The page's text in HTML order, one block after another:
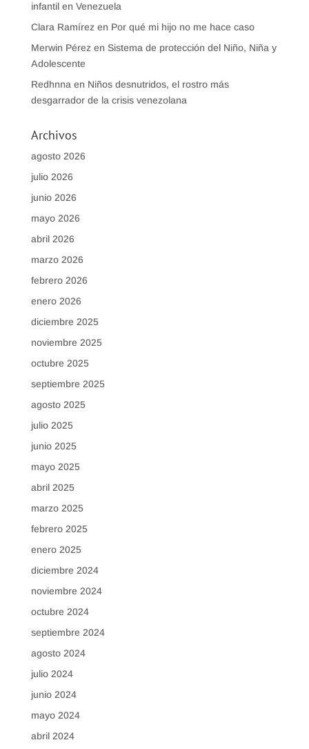
infantil en Venezuela
Clara Ramírezen Por qué mi hijo no me hace caso
Merwin Pérezen Sistema de protección del Niño, Niña y
Adolescente
Redhnnaen Niños desnutridos, el rostro más
desgarrador de la crisis venezolana
Archivos
agosto 2026
julio 2026
junio 2026
mayo 2026
abril 2026
marzo 2026
febrero 2026
enero 2026
diciembre 2025
noviembre 2025
octubre 2025
septiembre 2025
agosto 2025
julio 2025
junio 2025
mayo 2025
abril 2025
marzo 2025
febrero 2025
enero 2025
diciembre 2024
noviembre 2024
octubre 2024
septiembre 2024
agosto 2024
julio 2024
junio 2024
mayo 2024
abril 2024